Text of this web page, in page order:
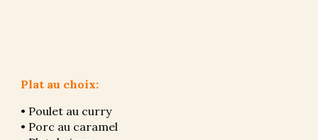
Plat au choix:
• Poulet au curry
• Porc au caramel